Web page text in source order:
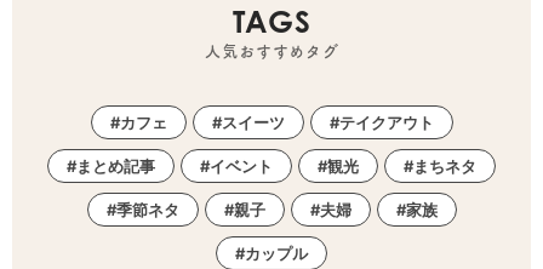
TAGS
人気おすすめタグ
カフェ スイーツ テイクアウト
まとめ記事 イベント 観光 まちネタ
季節ネタ 親子 夫婦 家族
カップル